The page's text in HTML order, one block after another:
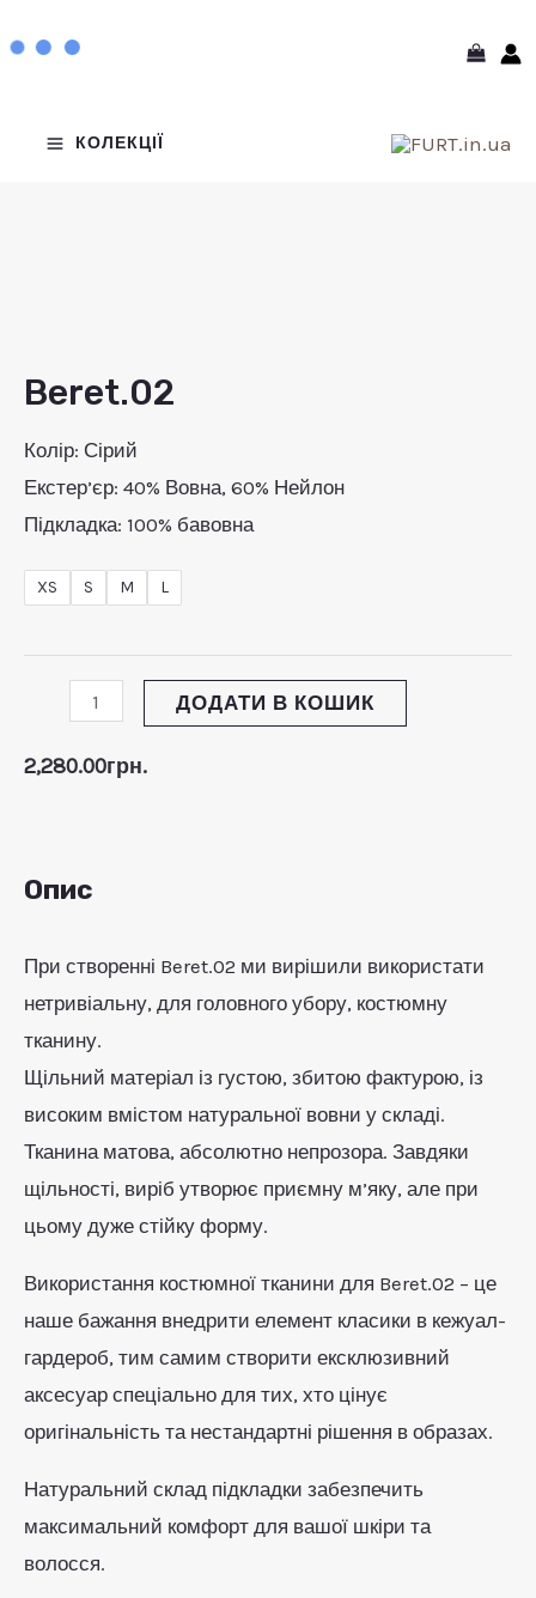
до
КОЛЕКЦІЇ
Beret.02
Колір: Сірий
Екстер’єр: 40% Вовна, 60% Нейлон
Підкладка: 100% бавовна
XS S M L
Beret.02
ДОДАТИ В КОШИК
2,280.00грн.
Опис
При створенні Beret.02 ми вирішили використати
нетривіальну, для головного убору, костюмну
тканину.
Щільний матеріал із густою, збитою фактурою, із
високим вмістом натуральної вовни у складі.
Тканина матова, абсолютно непрозора. Завдяки
щільності, виріб утворює приємну м’яку, але при
цьому дуже стійку форму.
Використання костюмної тканини для Beret.02 – це
наше бажання внедрити елемент класики в кежуал-
гардероб, тим самим створити ексклюзивний
аксесуар спеціально для тих, хто цінує
оригінальність та нестандартні рішення в образах.
Натуральний склад підкладки забезпечить
максимальний комфорт для вашої шкіри та
волосся.